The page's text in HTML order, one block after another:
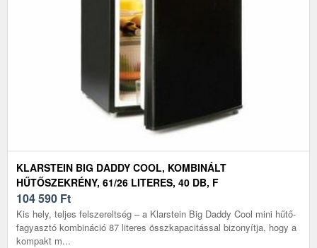
KLARSTEIN BIG DADDY COOL, KOMBINÁLT
HŰTŐSZEKRÉNY, 61/26 LITERES, 40 DB, F
ENERGIAHATÉKONYSÁGI OSZTÁLY, FEKETE
104 590 Ft
Kis hely, teljes felszereltség – a Klarstein Big Daddy Cool mini hűtő-
fagyasztó kombináció 87 literes összkapacitással bizonyítja, hogy a
kompakt m...